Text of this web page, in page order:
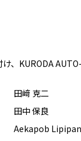
、KURODA
田﨑 克二
田中 保良
Aekapob Lipipan